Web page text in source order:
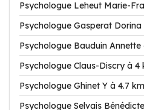
Psychologue Leheut Marie-
Psychologue Gasperat
Psychologue Bauduin Annette
Psychologue Claus-Discry à 4
Psychologue Ghinet Y à 4.7 km
Psychologue Selvais